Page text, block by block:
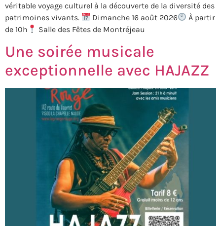
véritable voyage culturel à la découverte de la diversité des
patrimoines vivants.
Dimanche 16 août 2026
À partir
de 10h
Salle des Fêtes de Montréjeau
Une soirée musicale
exceptionnelle avec HAJAZZ